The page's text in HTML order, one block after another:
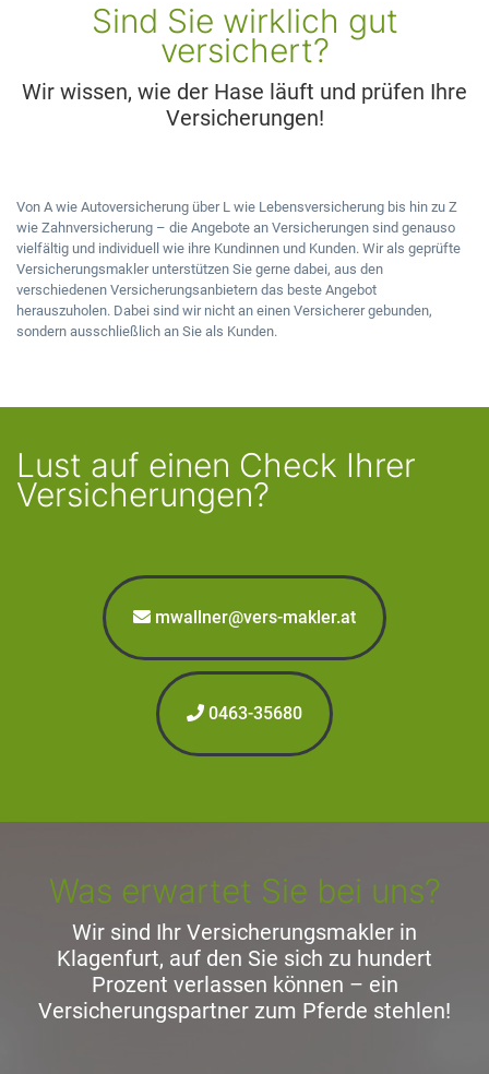
Sind Sie wirklich gut
versichert?
Wir wissen, wie der Hase läuft und prüfen Ihre
Versicherungen!
Von A wie Autoversicherung über L wie Lebensversicherung bis hin zu Z
wie Zahnversicherung – die Angebote an Versicherungen sind genauso
vielfältig und individuell wie ihre Kundinnen und Kunden. Wir als geprüfte
Versicherungsmakler unterstützen Sie gerne dabei, aus den
verschiedenen Versicherungsanbietern das beste Angebot
herauszuholen. Dabei sind wir nicht an einen Versicherer gebunden,
sondern ausschließlich an Sie als Kunden.
Lust auf einen Check Ihrer
Versicherungen?
mwallner@vers-makler.at
0463-35680
Was erwartet Sie bei uns?
Wir sind Ihr Versicherungsmakler in
Klagenfurt, auf den Sie sich zu hundert
Prozent verlassen können – ein
Versicherungspartner zum Pferde stehlen!